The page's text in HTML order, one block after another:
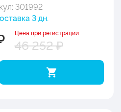
301992
3 дн.
Цена при регистрации
46 252 ₽